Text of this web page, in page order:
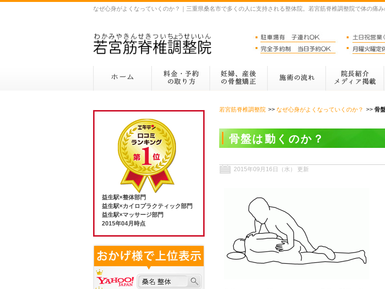
なぜ心身がよくなっていくのか？｜三重県桑名市で多くの人に支持される整体院。若宮筋脊椎調整院で体の痛
若宮筋脊椎調整院 なぜ心身がよくなっていくのか？ 骨
骨盤は動くのか？
2015年09月16日（水） 更新
益生駅×整体部門
益生駅×カイロプラクティック部門
益生駅×マッサージ部門
2015年04月時点